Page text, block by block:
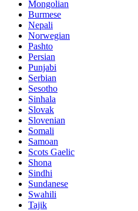
Mongolian
Burmese
Nepali
Norwegian
Pashto
Persian
Punjabi
Serbian
Sesotho
Sinhala
Slovak
Slovenian
Somali
Samoan
Scots Gaelic
Shona
Sindhi
Sundanese
Swahili
Tajik